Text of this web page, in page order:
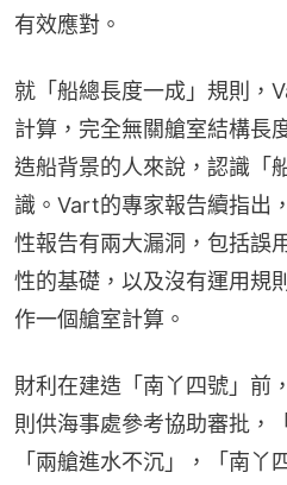
有效應對。
就「船總長度一成」規則，
計算，完全無關艙室結構長
造船背景的人來說，認識「
識。Vart的專家報告續指出
性報告有兩大漏洞，包括誤
性的基礎，以及沒有運用規
作一個艙室計算。
財利在建造「南丫四號」前
則供海事處參考協助審批，
「兩艙進水不沉」，「南丫